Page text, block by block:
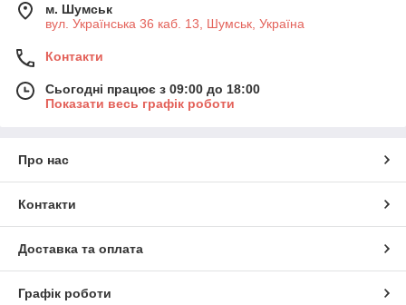
м. Шумськ
вул. Українська 36 каб. 13, Шумськ, Україна
Контакти
Сьогодні працює з 09:00 до 18:00
Показати весь графік роботи
Про нас
Контакти
Доставка та оплата
Графік роботи